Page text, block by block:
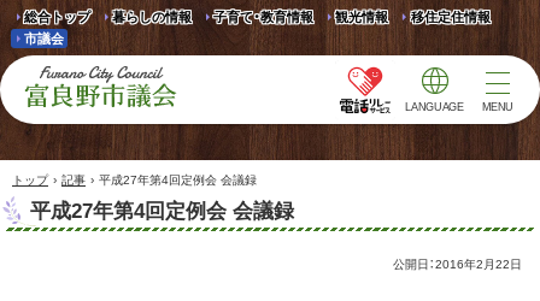
総合トップ 暮らしの情報 子育て・教育情報 観光情報
移住定住情報
市議会
富良野市議会 Furano
City Council
LANGUAGE MENU
トップ › 記事 › 平成27年第4回定例会 会議録
平成27年第4回定例会 会議録
公開日：2016年2月22日